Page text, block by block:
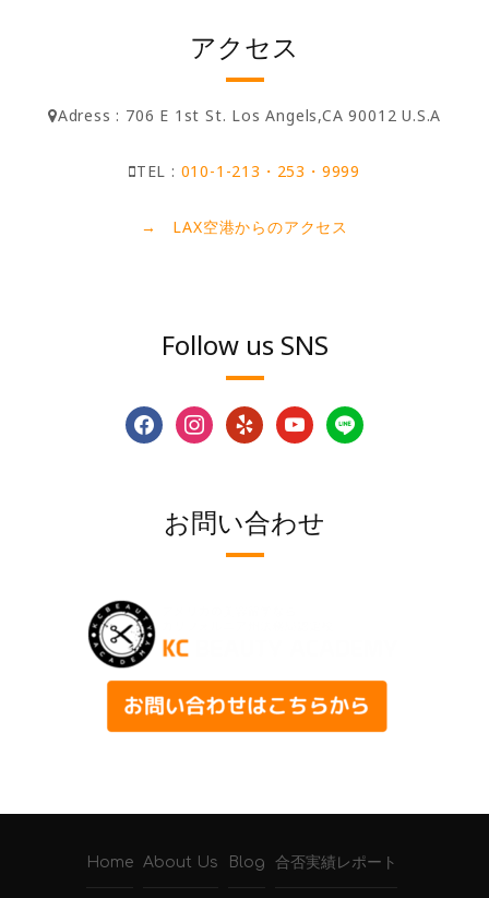
アクセス
Adress : 706 E 1st St. Los Angels,CA 90012 U.S.A
TEL : 010-1-213・253・9999
→ LAX空港からのアクセス
Follow us SNS
facebookinstagram
yelp youtubeline
お問い合わせ
Home About Us Blog 合否実績レポート